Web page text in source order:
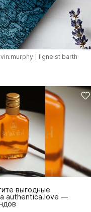
ligne st barth
выгодные
authentica.love —